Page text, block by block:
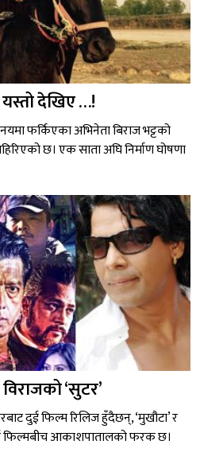
यस्तो देखिए …!
फर्किएका अभिनेता बिराज भट्टको
छ। एक साता अघि निर्माण घोषणा
‘सुटर’
दुई फिल्म रिलिज हुँदैछन्, ‘मुखौटा’ र
फिल्मबीच आकाशपातालको फरक छ।